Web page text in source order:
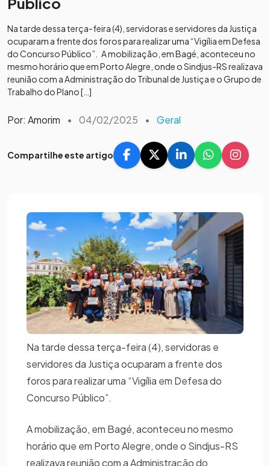
Na tarde dessa terça-feira (4), servidoras e servidores da Justiça
ocuparam a frente dos foros para realizar uma “Vigília em Defesa
do Concurso Público”. A mobilização, em Bagé, aconteceu no
mesmo horário que em Porto Alegre, onde o Sindjus-RS realizava
reunião com a Administração do Tribunal de Justiça e o Grupo de
Trabalho do Plano […]
Por: Amorim • 04/02/2025 • Geral
Compartilhe este artigo
Na tarde dessa terça-feira (4), servidoras e
servidores da Justiça ocuparam a frente dos
foros para realizar uma “Vigília em Defesa do
Concurso Público”.
A mobilização, em Bagé, aconteceu no mesmo
horário que em Porto Alegre, onde o Sindjus-RS
realizava reunião com a Administração do